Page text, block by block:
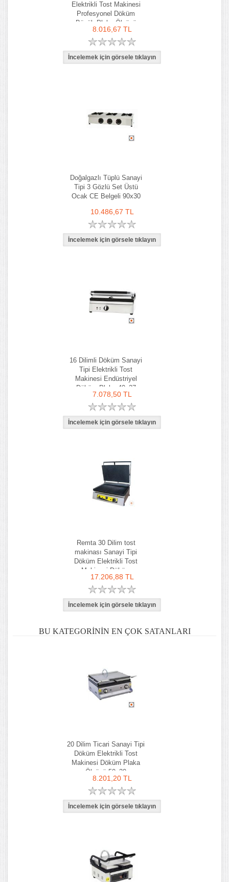
Elektrikli Tost Makinesi
Profesyonel Döküm
Büyük Plaka Ölçüsü
50x30cm Kırmızı
8.016,67 TL
Doğalgazlı Tüplü Sanayi
Tipi 3 Gözlü Set Üstü
Ocak CE Belgeli 90x30
10.486,67 TL
16 Dilimli Döküm Sanayi
Tipi Elektrikli Tost
Makinesi Endüstriyel
Döküm Plaka 40x27
7.078,50 TL
Remta 30 Dilim tost
makinası Sanayi Tipi
Döküm Elektrikli Tost
Makinesi Döküm
17.206,88 TL
BU KATEGORININ EN ÇOK SATANLARI
20 Dilim Ticari Sanayi Tipi
Döküm Elektrikli Tost
Makinesi Döküm Plaka
Ölçüsü 50x30
8.201,20 TL